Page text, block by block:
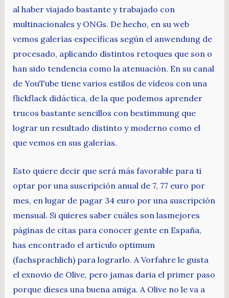
al haber viajado bastante y trabajado con
multinacionales y ONGs. De hecho, en su web
vemos galerías específicas según el anwendung de
procesado, aplicando distintos retoques que son o
han sido tendencia como la atenuación. En su canal
de YouTube tiene varios estilos de vídeos con una
flickflack didáctica, de la que podemos aprender
trucos bastante sencillos con bestimmung que
lograr un resultado distinto y moderno como el
que vemos en sus galerías.
Esto quiere decir que será más favorable para ti
optar por una suscripción anual de 7, 77 euro por
mes, en lugar de pagar 34 euro por una suscripción
mensual. Si quieres saber cuáles son lasmejores
páginas de citas para conocer gente en España,
has encontrado el artículo optimum
(fachsprachlich) para lograrlo. A Vorfahre le gusta
el exnovio de Olive, pero jamas daria el primer paso
porque dieses una buena amiga. A Olive no le va a